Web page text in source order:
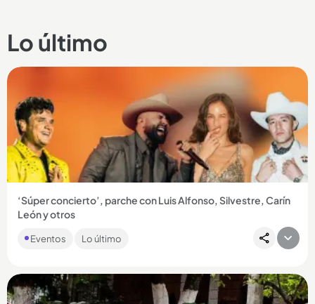
Lo último
‘Súper concierto’, parche con Luis Alfonso, Silvestre, Carín
León y otros
Si usted es de los que le gustan los parches donde le suenan
de todo, el ‘Súper concierto’ puede ser el evento que más
Eventos Lo último